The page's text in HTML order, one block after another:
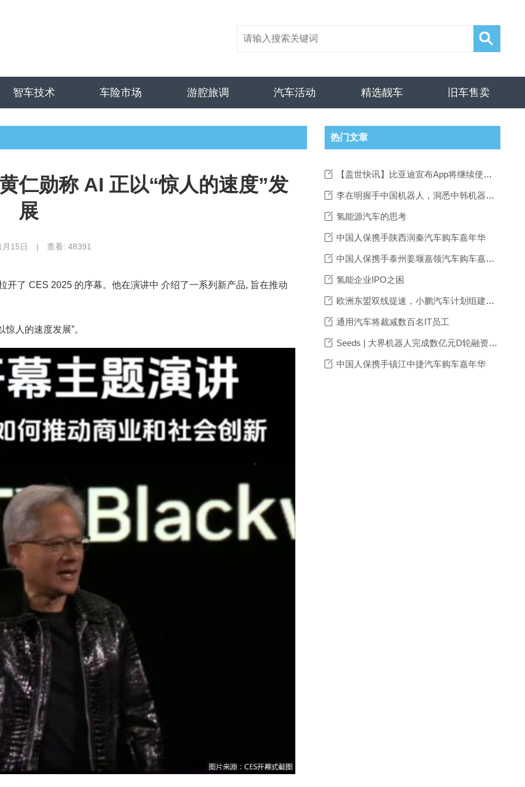
智车技术 车险市场 游腔旅调 汽车活动 精选靓车 旧车售卖
仁勋称 AI 正以“惊人的速度”发
展
15日 | 查看: 48391
了 CES 2025 的序幕。他在演讲中 介绍了一系列新产品, 旨在推动
人的速度发展”。
热门文章
【盖世快讯】比亚迪宣布App将继续使用原名；乐道汽车称L90不会有买断60度电池的版本
李在明握手中国机器人，洞悉中韩机器人产业全球竞争力
氢能源汽车的思考
中国人保携手陕西润秦汽车购车嘉年华
中国人保携手泰州姜堰嘉领汽车购车嘉年华
氢能企业IPO之困
欧洲东盟双线提速，小鹏汽车计划组建海外本地化供应链团队
通用汽车将裁减数百名IT员工
Seeds | 大界机器人完成数亿元D轮融资，加码工业具身智能与高端制造场景深耕
中国人保携手镇江中捷汽车购车嘉年华